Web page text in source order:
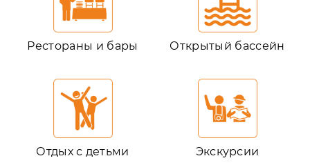
Рестораны и бары Открытый бассейн
Отдых с детьми Экскурсии